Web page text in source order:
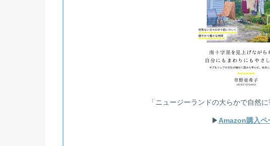
「ニュージーランドの大らかで自然
▶︎ Amazon購入ペ